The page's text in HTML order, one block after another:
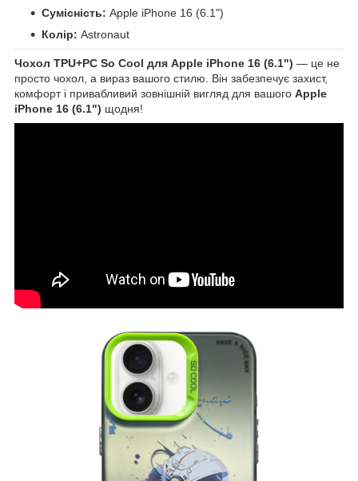
Сумісність: Apple iPhone 16 (6.1")
Колір: Astronaut
Чохол TPU+PC So Cool для Apple iPhone 16 (6.1") — це не
просто чохол, а вираз вашого стилю. Він забезпечує захист,
комфорт і привабливий зовнішній вигляд для вашого Apple
iPhone 16 (6.1") щодня!